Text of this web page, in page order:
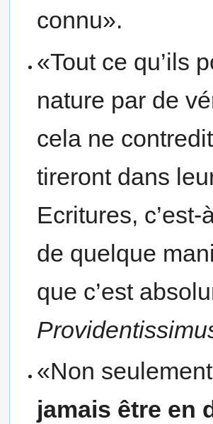
connu».
«Tout ce qu’ils
nature par de
cela ne
tireront dans
Ecritures,
de quelque
que c’est
«Non
jamais être en